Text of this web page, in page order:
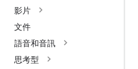
影片
文件
語音和音訊
思考型